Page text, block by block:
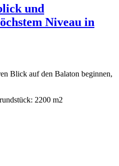
und
Niveau in
Blick auf den Balaton beginnen,
2200 m2